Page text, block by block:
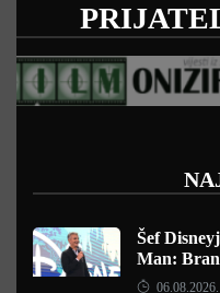
Šef
Man:
06.08.2026.